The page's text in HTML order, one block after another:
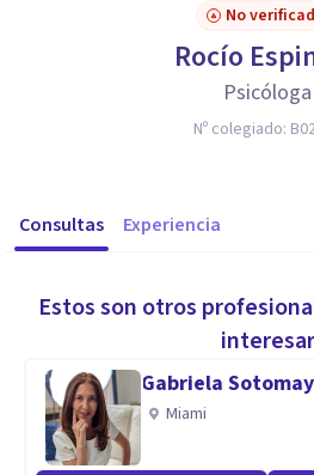
No
Rocío
Psicóloga
Nº colegiado:
Consultas Experiencia
Estos son otros
interesar
Gabriela
Miami